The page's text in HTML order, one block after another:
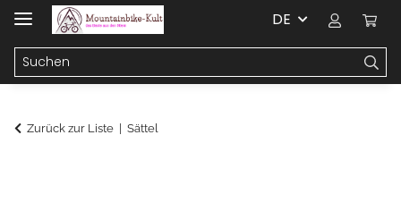
DE
Zurück zur Liste Sättel